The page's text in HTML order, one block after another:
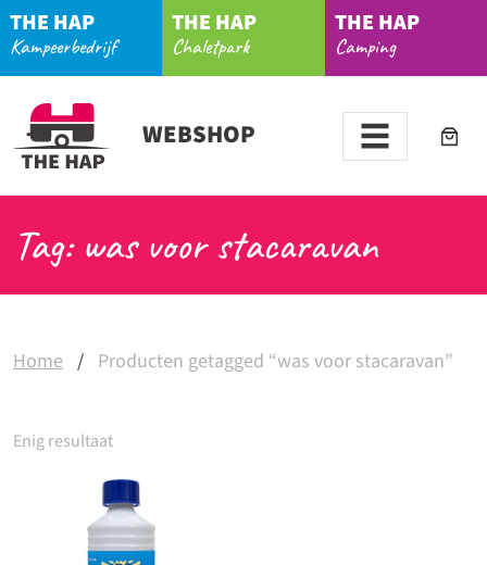
THE HAP
Kampeerbedrijf
THE HAP
Chaletpark
THE HAP
Camping
WEBSHOP
Tag: was voor stacaravan
Home / Producten getagged “was voor stacaravan”
Enig resultaat